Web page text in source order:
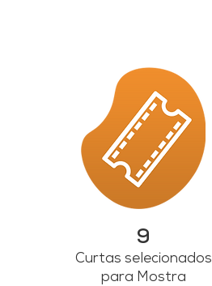
9
Curtas selecionados
para Mostra